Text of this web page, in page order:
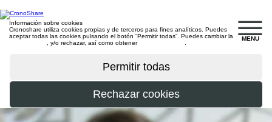
MENU
Información sobre cookies
Cronoshare utiliza cookies propias y de terceros para fines analíticos. Puedes
aceptar todas las cookies pulsando el botón “Permitir todas”. Puedes cambiar la
, y/o rechazar, así como obtener